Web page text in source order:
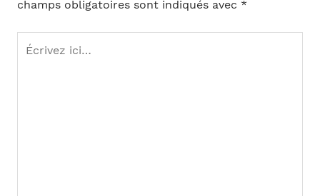
champs obligatoires sont indiqués avec *
Écrivez